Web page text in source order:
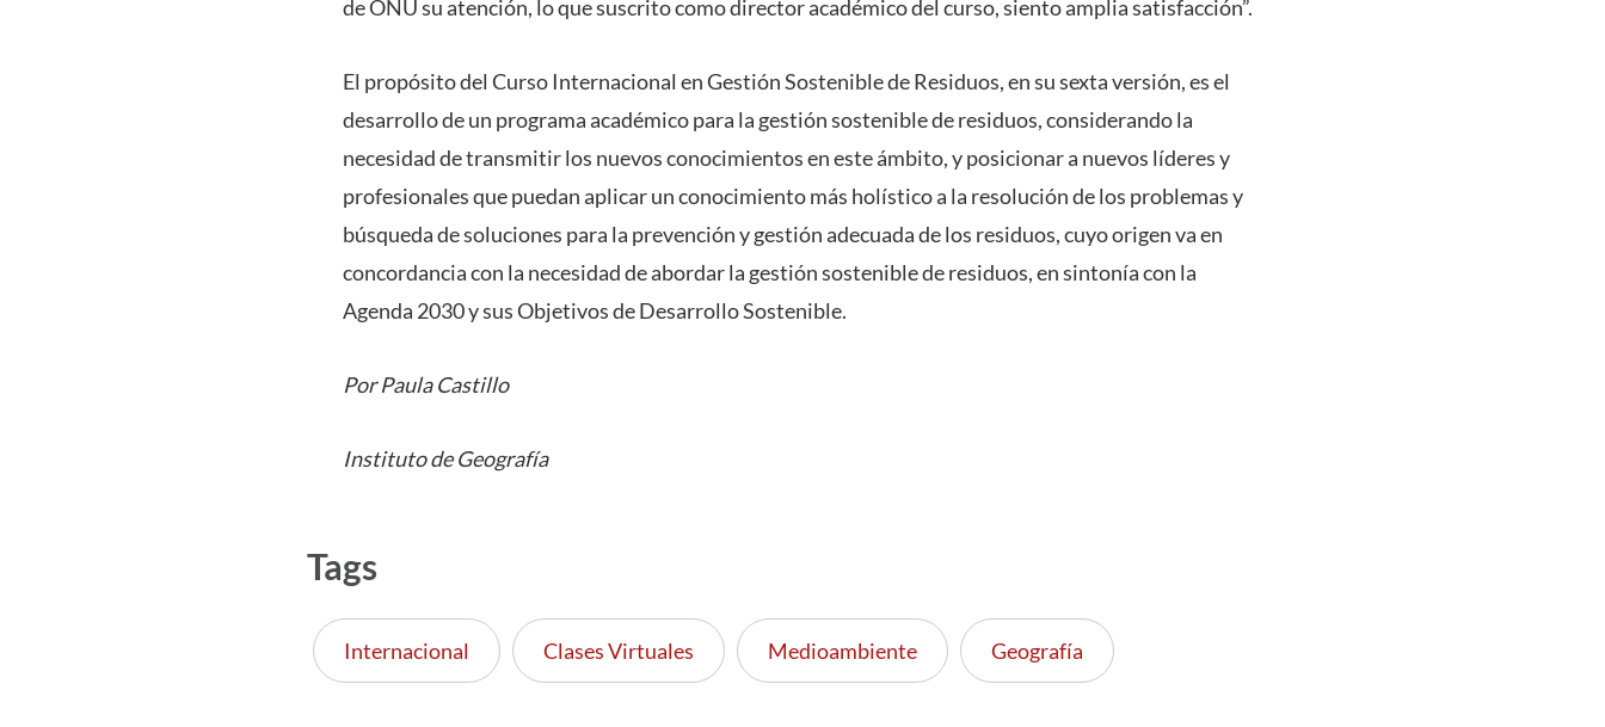
de ONU su atención, lo que suscrito como director académico del curso, siento amplia satisfacción”.
El propósito del Curso Internacional en Gestión Sostenible de Residuos, en su sexta versión, es el
desarrollo de un programa académico para la gestión sostenible de residuos, considerando la
necesidad de transmitir los nuevos conocimientos en este ámbito, y posicionar a nuevos líderes y
profesionales que puedan aplicar un conocimiento más holístico a la resolución de los problemas y
búsqueda de soluciones para la prevención y gestión adecuada de los residuos, cuyo origen va en
concordancia con la necesidad de abordar la gestión sostenible de residuos, en sintonía con la
Agenda 2030 y sus Objetivos de Desarrollo Sostenible.
Por Paula Castillo
Instituto de Geografía
Tags
Internacional Clases Virtuales Medioambiente Geografía